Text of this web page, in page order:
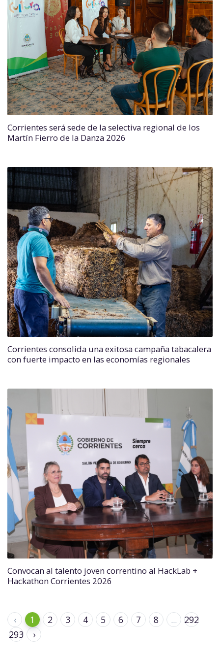
Corrientes será sede de la selectiva regional de los
Martín Fierro de la Danza 2026
Corrientes consolida una exitosa campaña tabacalera
con fuerte impacto en las economías regionales
Convocan al talento joven correntino al HackLab +
Hackathon Corrientes 2026
‹ 1 2 3 4 5 6 7 8 ...
292
293
›